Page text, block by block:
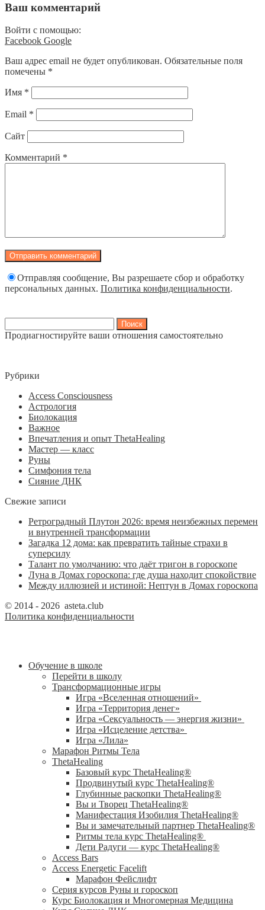
Ваш комментарий
Войти с помощью:
Facebook Google
Ваш адрес email не будет опубликован. Обязательные поля
помечены *
Имя *
Email *
Сайт
Комментарий *
Отправляя сообщение, Вы разрешаете сбор и обработку
персональных данных. Политика конфиденциальности.
Продиагностируйте ваши отношения самостоятельно
Рубрики
Access Consciousness
Астрология
Биолокация
Важное
Впечатления и опыт ThetaHealing
Мастер — класс
Руны
Симфония тела
Сияние ДНК
Свежие записи
Ретроградный Плутон 2026: время неизбежных перемен
и внутренней трансформации
Загадка 12 дома: как превратить тайные страхи в
суперсилу
Талант по умолчанию: что даёт тригон в гороскопе
Луна в Домах гороскопа: где душа находит спокойствие
Между иллюзией и истиной: Нептун в Домах гороскопа
© 2014 - 2026 asteta.club
Политика конфиденциальности
Обучение в школе
Перейти в школу
Трансформационные игры
Игра «Вселенная отношений»
Игра «Территория денег»
Игра «Сексуальность — энергия жизни»
Игра «Исцеление детства»
Игра «Лила»
Марафон Ритмы Тела
ThetaHealing
Базовый курс ThetaHealing®
Продвинутый курс ThetaHealing®
Глубинные раскопки ThetaHealing®
Вы и Творец ThetaHealing®
Манифестация Изобилия ThetaHealing®
Вы и замечательный партнер ThetaHealing®
Ритмы тела курс ThetaHealing®
Дети Радуги — курс ThetaHealing®
Access Bars
Access Energetic Facelift
Марафон Фейслифт
Серия курсов Руны и гороскоп
Курс Биолокация и Многомерная Медицина